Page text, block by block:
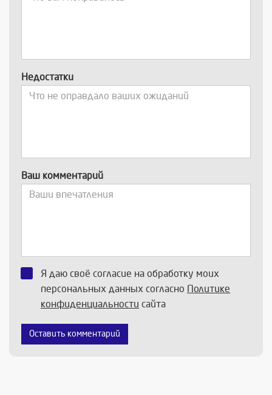
Недостатки
Ваш комментарий
Я даю своё согласие на обработку моих
персональных данных согласно Политике
конфиденциальности сайта
Оставить комментарий